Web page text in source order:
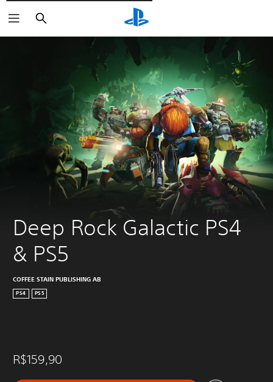
Pesquisar
Deep Rock Galactic PS4
& PS5
COFFEE STAIN PUBLISHING AB
PS4 PS5
R$159,90